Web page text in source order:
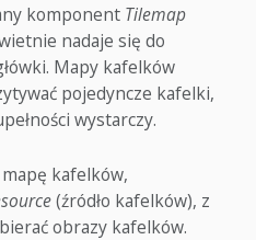
komponent Tilemap
nadaje się do
Mapy kafelków
pojedyncze kafelki,
wystarczy.
kafelków,
(źródło kafelków), z
obrazy kafelków.